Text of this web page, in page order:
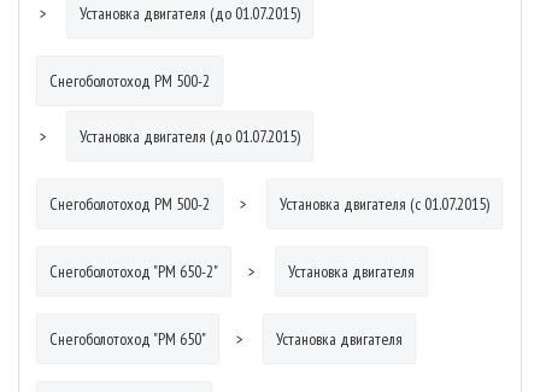
Установка двигателя (до 01.07.2015)
Снегоболотоход РМ 500-2
Установка двигателя (до 01.07.2015)
Снегоболотоход РМ 500-2 Установка двигателя (с 01.07.2015)
Снегоболотоход "РМ 650-2" Установка двигателя
Снегоболотоход "РМ 650" Установка двигателя